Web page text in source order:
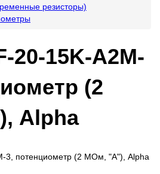
резисторы)
20-15K-A2M-
(2
Alpha